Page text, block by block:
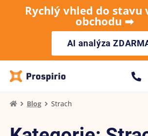
Rychlý vhled do stavu
obchodu ➡︎
AI analýza
Blog Strach